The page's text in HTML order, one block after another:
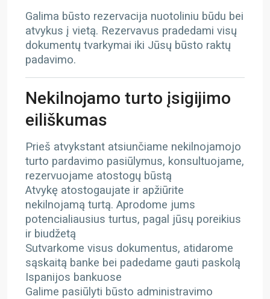
Galima būsto rezervacija nuotoliniu būdu bei
atvykus į vietą. Rezervavus pradedami visų
dokumentų tvarkymai iki Jūsų būsto raktų
padavimo.
Nekilnojamo turto įsigijimo
eiliškumas
Prieš atvykstant atsiunčiame nekilnojamojo
turto pardavimo pasiūlymus, konsultuojame,
rezervuojame atostogų būstą
Atvykę atostogaujate ir apžiūrite
nekilnojamą turtą. Aprodome jums
potencialiausius turtus, pagal jūsų poreikius
ir biudžetą
Sutvarkome visus dokumentus, atidarome
sąskaitą banke bei padedame gauti paskolą
Ispanijos bankuose
Galime pasiūlyti būsto administravimo